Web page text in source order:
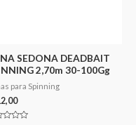
SEDONA DEADBAIT
2,70m 30-100Gg
para Spinning